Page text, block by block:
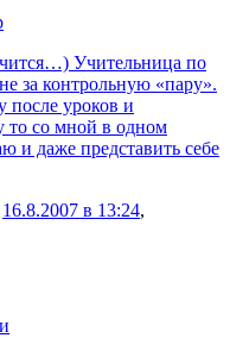
Учительница по
за контрольную «пару».
после уроков и
то со мной в одном
и даже представить себе
16.8.2007 в 13:24,